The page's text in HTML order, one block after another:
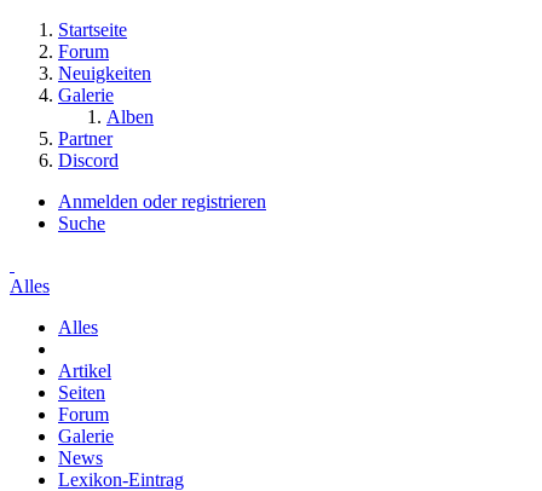
Startseite
Forum
Neuigkeiten
Galerie
Alben
Partner
Discord
Anmelden oder registrieren
Suche
Alles
Alles
Artikel
Seiten
Forum
Galerie
News
Lexikon-Eintrag